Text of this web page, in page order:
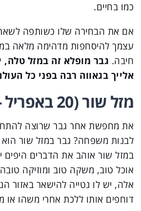
כמו בחיים.
אם את הבחירה שלו כשותפה
עצמך להיסחפות מדהימה מלאה
חיבה. גבר מופלא זה במזל טלה,
אלייך בגאווה רבה בפני כל
מזל שור (20 באפריל - 20 במאי)
את מחפשת אחר גבר שרוצה
לבנות משפחה? גבר במזל שור
במזל שור אוהב את הדברים היפים
אוכל טוב, משקה טוב ומוזיקה
אלה, יש לו נטייה להישאר באזור
דוחפים אותו ללכת אחרי משהו או